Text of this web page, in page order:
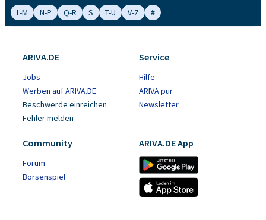
L-M
N-P Q-R S T-U V-Z #
ARIVA.DE
Jobs
Werben auf ARIVA.DE
Beschwerde einreichen
Fehler melden
Service
Hilfe
ARIVA pur
Newsletter
Community
Forum
Börsenspiel
ARIVA.DE App